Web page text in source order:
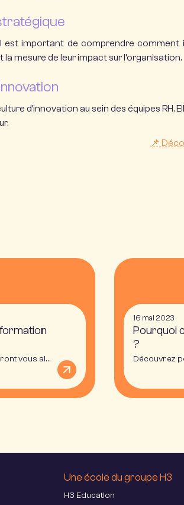
est important de comprendre comment
la mesure de leur impact sur l’organisation.
d’innovation au sein des équipes RH.
📌
Voici quelques conseils qui pourront vous aider pour réussir votre formation à distance.
16 mai 2023
Pourquoi
?
Une école du groupe H3
H3 Education